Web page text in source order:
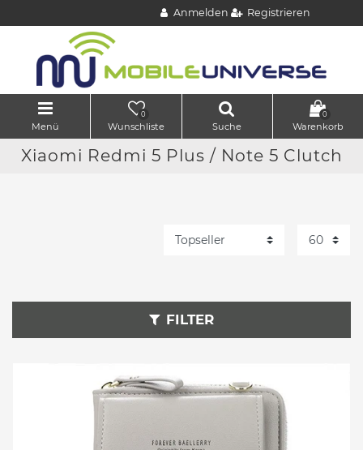
Anmelden Registrieren
Menü
0
Wunschliste Suche
0
Warenkorb
Xiaomi Redmi 5 Plus / Note 5 Clutch
FILTER